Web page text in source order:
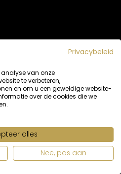
BEWEEGT TE
Privacybeleid
van onze
te verbeteren,
en om u een geweldige website-
over de cookies die we
alles
Nee, pas aan